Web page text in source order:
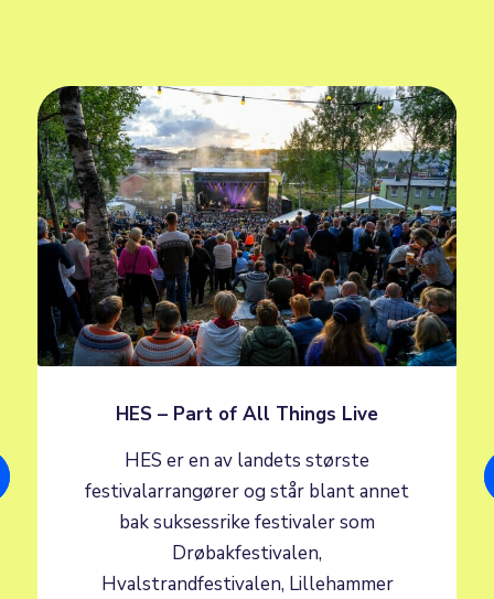
HES – Part of All Things Live
HES er en av landets største
festivalarrangører og står blant annet
bak suksessrike festivaler som
Drøbakfestivalen,
Hvalstrandfestivalen, Lillehammer